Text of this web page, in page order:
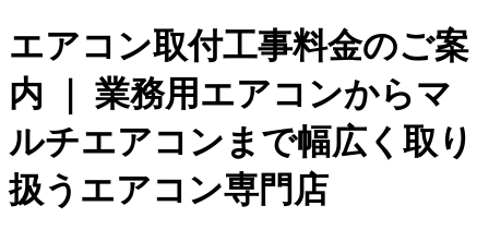
エアコン取付工事料金のご案
内 ｜ 業務用エアコンからマ
ルチエアコンまで幅広く取り
扱うエアコン専門店